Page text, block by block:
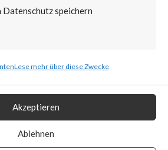
Datenschutz speichern
Lese mehr über diese Zwecke
Akzeptieren
Ablehnen
Ivanti has
as the
exploited in the
Labs strongly
users to apply
as they are